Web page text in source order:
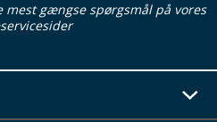
mest gængse spørgsmål på vores